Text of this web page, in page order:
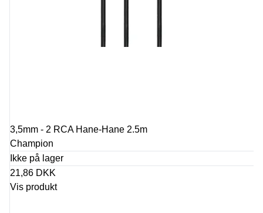
3,5mm - 2 RCA Hane-Hane 2.5m
Champion
Ikke på lager
21,86 DKK
Vis produkt